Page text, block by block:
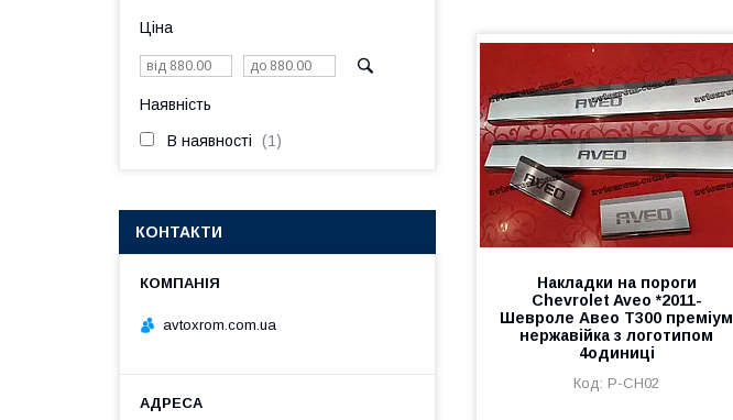
Накладки на пороги
Chevrolet Aveo *2011-
Шевроле Авео Т300 преміум
нержавійка з логотипом
4одиниці
P-CH02
Ціна
Наявність
В наявності 1
КОНТАКТИ
avtoxrom.com.ua